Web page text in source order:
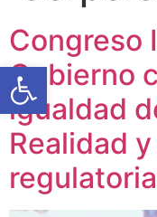
Abrir barra de
Congreso
Gobierno
igualdad
Realidad